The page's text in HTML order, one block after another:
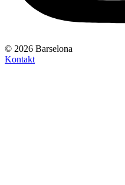
© 2026 Barselona
Kontakt